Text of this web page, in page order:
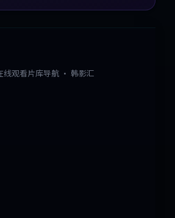
线观看片库导航 · 韩影汇